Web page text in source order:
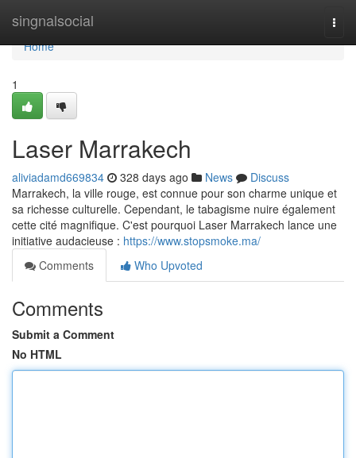
singnalsocial
Home
Home
1
Laser Marrakech
aliviadamd669834 328 days ago News
Discuss
Marrakech, la ville rouge, est connue pour son charme unique et
sa richesse culturelle. Cependant, le tabagisme nuire également
cette cité magnifique. C'est pourquoi Laser Marrakech lance une
initiative audacieuse : https://www.stopsmoke.ma/
Comments
Who Upvoted
Comments
Submit a Comment
No HTML